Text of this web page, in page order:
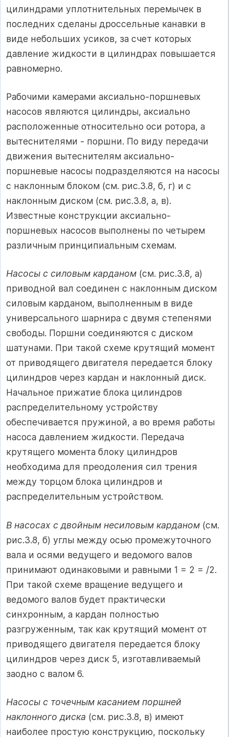
цилиндрами уплотнительных перемычек в
последних сделаны дроссельные канавки в
виде небольших усиков, за счет которых
давление жидкости в цилиндрах повышается
равномерно.
Рабочими камерами аксиально-поршневых
насосов являются цилиндры, аксиально
расположенные относительно оси ротора, а
вытеснителями - поршни. По виду передачи
движения вытеснителям аксиально-
поршневые насосы подразделяются на насосы
с наклонным блоком (см. рис.3.8, б, г) и с
наклонным диском (см. рис.3.8, а, в).
Известные конструкции аксиально-
поршневых насосов выполнены по четырем
различным принципиальным схемам.
Насосы с силовым карданом (см. рис.3.8, а)
приводной вал соединен с наклонным диском
силовым карданом, выполненным в виде
универсального шарнира с двумя степенями
свободы. Поршни соединяются с диском
шатунами. При такой схеме крутящий момент
от приводящего двигателя передается блоку
цилиндров через кардан и наклонный диск.
Начальное прижатие блока цилиндров
распределительному устройству
обеспечивается пружиной, а во время работы
насоса давлением жидкости. Передача
крутящего момента блоку цилиндров
необходима для преодоления сил трения
между торцом блока цилиндров и
распределительным устройством.
В насосах с двойным несиловым карданом (см.
рис.3.8, б) углы между осью промежуточного
вала и осями ведущего и ведомого валов
принимают одинаковыми и равными 1 = 2 = /2.
При такой схеме вращение ведущего и
ведомого валов будет практически
синхронным, а кардан полностью
разгруженным, так как крутящий момент от
приводящего двигателя передается блоку
цилиндров через диск 5, изготавливаемый
заодно с валом 6.
Насосы с точечным касанием поршней
наклонного диска (см. рис.3.8, в) имеют
наиболее простую конструкцию, поскольку